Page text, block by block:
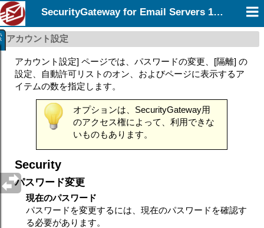
SecurityGateway for Email Servers 12.0
アカウント設定
アカウント設定] ページでは、パスワードの変更、[隔離] の
設定、自動許可リストのオン、およびページに表示するア
イテムの数を指定します。
オプションは、SecurityGateway用
のアクセス権によって、利用できな
いものもあります。
Security
パスワード変更
現在のパスワード
パスワードを変更するには、現在のパスワードを確認す
る必要があります。